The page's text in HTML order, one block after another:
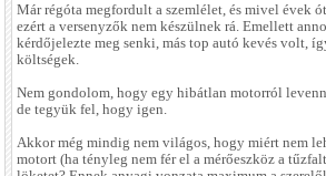
Már régóta megfordult a szemlélet, és mivel évek
ezért a versenyzők nem készülnek rá. Emellett
kérdőjelezte meg senki, más top autó kevés volt,
költségek.
Nem gondolom, hogy egy hibátlan motorról
de tegyük fel, hogy igen.
Akkor még mindig nem világos, hogy miért nem
motort (ha tényleg nem fér el a mérőeszköz a